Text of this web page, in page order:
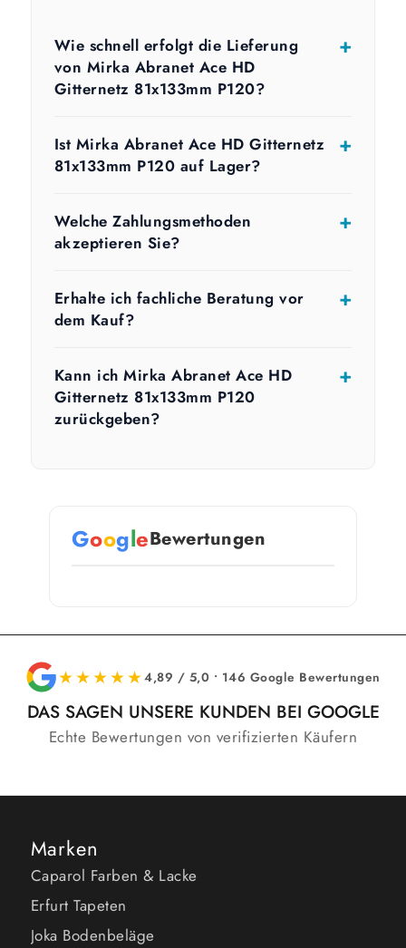
Wie schnell erfolgt die Lieferung
von Mirka Abranet Ace HD
Gitternetz 81x133mm P120?
Ist Mirka Abranet Ace HD Gitternetz
81x133mm P120 auf Lager?
Welche Zahlungsmethoden
akzeptieren Sie?
Erhalte ich fachliche Beratung vor
dem Kauf?
Kann ich Mirka Abranet Ace HD
Gitternetz 81x133mm P120
zurückgeben?
GoogleBewertungen
★★★★★4,89 / 5,0 • 146 Google Bewertungen
DAS SAGEN UNSERE KUNDEN BEI GOOGLE
Echte Bewertungen von verifizierten Käufern
Marken
Caparol Farben & Lacke
Erfurt Tapeten
Joka Bodenbeläge